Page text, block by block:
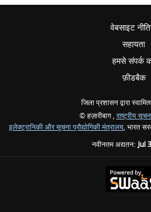
वेबसाइट
सहायता
हमसे संपर्क
फ़ीडबैक
जिला प्रशासन द्वारा
© हज़ारीबाग , राष्ट्रीय
इलेक्ट्रानिकी और सूचना प्रौद्योगिकी मंत्रालय, भारत
नवीनतम अद्यतन:Jul